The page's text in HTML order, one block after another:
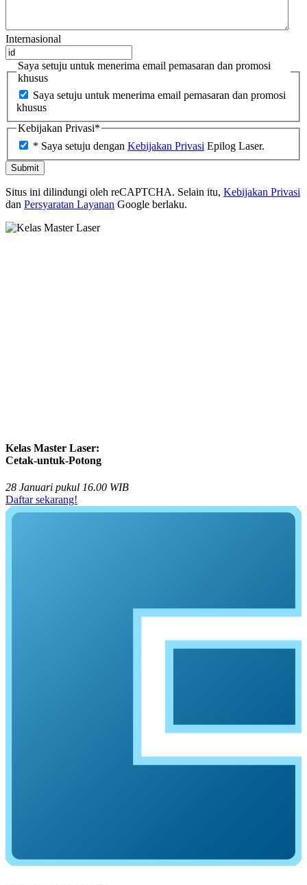
Internasional
Saya setuju untuk menerima email pemasaran dan promosi
khusus
Saya setuju untuk menerima email pemasaran dan promosi
khusus
Kebijakan Privasi*
* Saya setuju dengan Kebijakan Privasi Epilog Laser.
Situs ini dilindungi oleh reCAPTCHA. Selain itu, Kebijakan Privasi
dan Persyaratan Layanan Google berlaku.
Kelas Master Laser:
Cetak-untuk-Potong
28 Januari pukul 16.00 WIB
Daftar sekarang!